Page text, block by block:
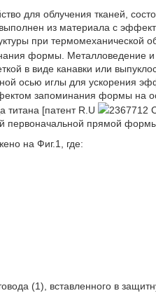
для облучения тканей,
из материала с
при термомеханической
формы. Металловедение и
в виде канавки или
осью иглы для ускорения
запоминания формы на
титана [патент R.U
2367712
первоначальной прямой
на Фиг.1, где:
(1), вставленного в